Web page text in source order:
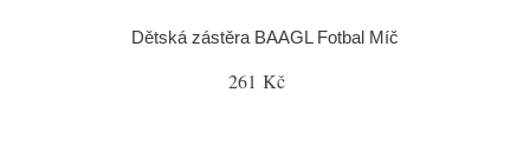
Dětská zástěra BAAGL Fotbal Míč
261 Kč